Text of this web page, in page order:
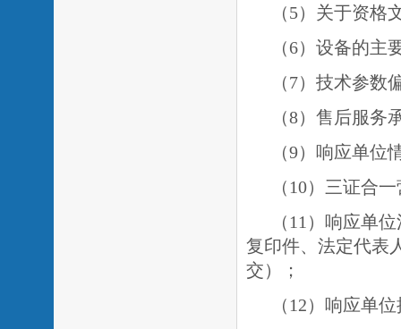
（5）关于资格
（6）设备的主
（7）技术参数
（8）售后服务
（9）响应单位
（ 10）三证合
（ 1 1）响应单
复印件、法定代表
交）；
（ 1 2）响应单